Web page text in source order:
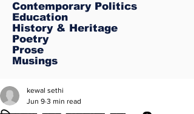
Contemporary Politics
Education
History & Heritage
Poetry
Prose
Musings
kewal sethi
Jun 9 3 min read